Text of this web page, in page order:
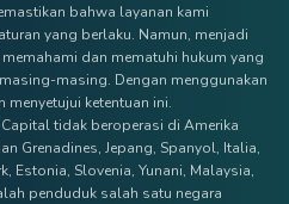
bahwa layanan kami
yang berlaku. Namun, menjadi
dan mematuhi hukum yang
masing. Dengan menggunakan
ketentuan ini.
tidak beroperasi di Amerika
Grenadines, Jepang, Spanyol, Italia,
Estonia, Slovenia, Yunani, Malaysia,
penduduk salah satu negara